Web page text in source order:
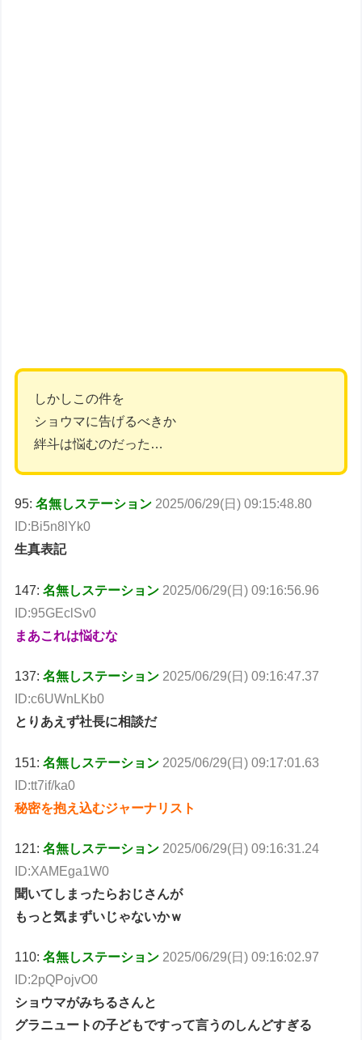
しかしこの件を
ショウマに告げるべきか
絆斗は悩むのだった…
95:名無しステーション 2025/06/29(日) 09:15:48.80
ID:Bi5n8lYk0
生真表記
147:名無しステーション 2025/06/29(日) 09:16:56.96
ID:95GEclSv0
まあこれは悩むな
137:名無しステーション 2025/06/29(日) 09:16:47.37
ID:c6UWnLKb0
とりあえず社長に相談だ
151:名無しステーション 2025/06/29(日) 09:17:01.63
ID:tt7if/ka0
秘密を抱え込むジャーナリスト
121:名無しステーション 2025/06/29(日) 09:16:31.24
ID:XAMEga1W0
聞いてしまったらおじさんが
もっと気まずいじゃないかｗ
110:名無しステーション 2025/06/29(日) 09:16:02.97
ID:2pQPojvO0
ショウマがみちるさんと
グラニュートの子どもですって言うのしんどすぎる